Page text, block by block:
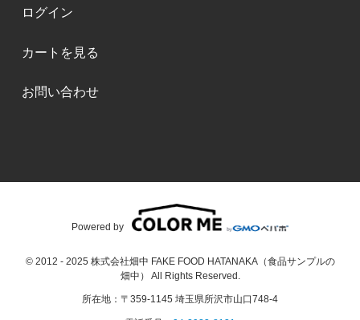
ログイン
カートを見る
お問い合わせ
© 2012 - 2025 株式会社畑中 FAKE FOOD HATANAKA（食品サンプルの
畑中） All Rights Reserved.
所在地：〒359-1145 埼玉県所沢市山口748-4
Powered by